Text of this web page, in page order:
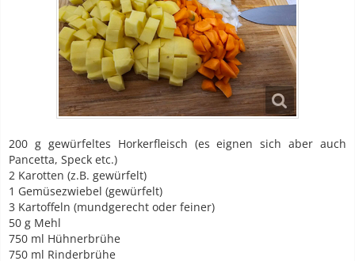
200 g gewürfeltes Horkerfleisch (es eignen sich aber auch
Pancetta, Speck etc.)
2 Karotten (z.B. gewürfelt)
1 Gemüsezwiebel (gewürfelt)
3 Kartoffeln (mundgerecht oder feiner)
50 g Mehl
750 ml Hühnerbrühe
750 ml Rinderbrühe